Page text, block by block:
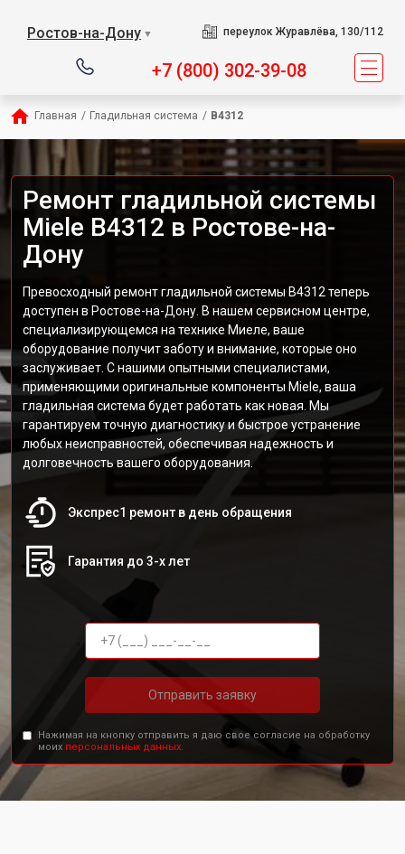
Ростов-на-Дону ▼ переулок Журавлёва, 130/112
+7 (800) 302-39-08
Главная / Гладильная система / B4312
Ремонт гладильной системы
Miele B4312 в Ростове-на-
Дону
Превосходный ремонт гладильной системы B4312 теперь
доступен в Ростове-на-Дону. В нашем сервисном центре,
специализирующемся на технике Миеле, ваше
оборудование получит заботу и внимание, которые оно
заслуживает. С нашими опытными специалистами,
применяющими оригинальные компоненты Miele, ваша
гладильная система будет работать как новая. Мы
гарантируем точную диагностику и быстрое устранение
любых неисправностей, обеспечивая надежность и
долговечность вашего оборудования.
Экспрес1 ремонт в день обращения
Гарантия до 3-х лет
Отправить заявку
Нажимая на кнопку отправить я даю свое согласие на обработку
моих персональных данных.